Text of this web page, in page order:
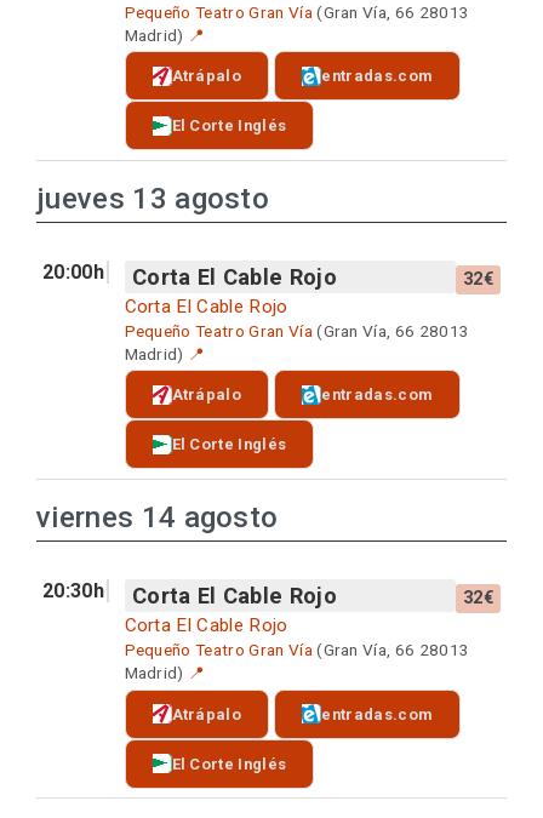
Pequeño Teatro Gran Vía (Gran Vía, 66 28013
Madrid) 📍
Atrápalo entradas.com
El Corte Inglés
jueves 13 agosto
20:00h Corta El Cable Rojo 32€
Corta El Cable Rojo
Pequeño Teatro Gran Vía (Gran Vía, 66 28013
Madrid) 📍
Atrápalo entradas.com
El Corte Inglés
viernes 14 agosto
20:30h Corta El Cable Rojo 32€
Corta El Cable Rojo
Pequeño Teatro Gran Vía(Gran Vía, 66 28013
Madrid) 📍
Atrápalo entradas.com
El Corte Inglés